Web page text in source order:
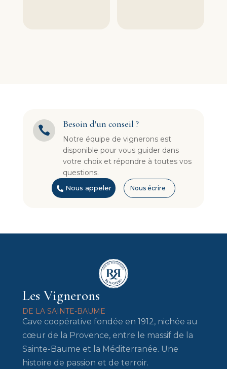
 Besoin d'un conseil ?
Notre équipe de vignerons est
disponible pour vous guider dans
votre choix et répondre à toutes vos
questions.
Nous appeler Nous écrire
Les Vignerons
DE LA SAINTE-BAUME
Cave coopérative fondée en 1912, nichée au
cœur de la Provence, entre le massif de la
Sainte-Baume et la Méditerranée. Une
histoire de passion et de terroir.